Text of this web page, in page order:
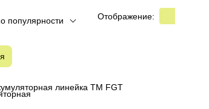
популярности Отображение:
линейка ТМ FGT